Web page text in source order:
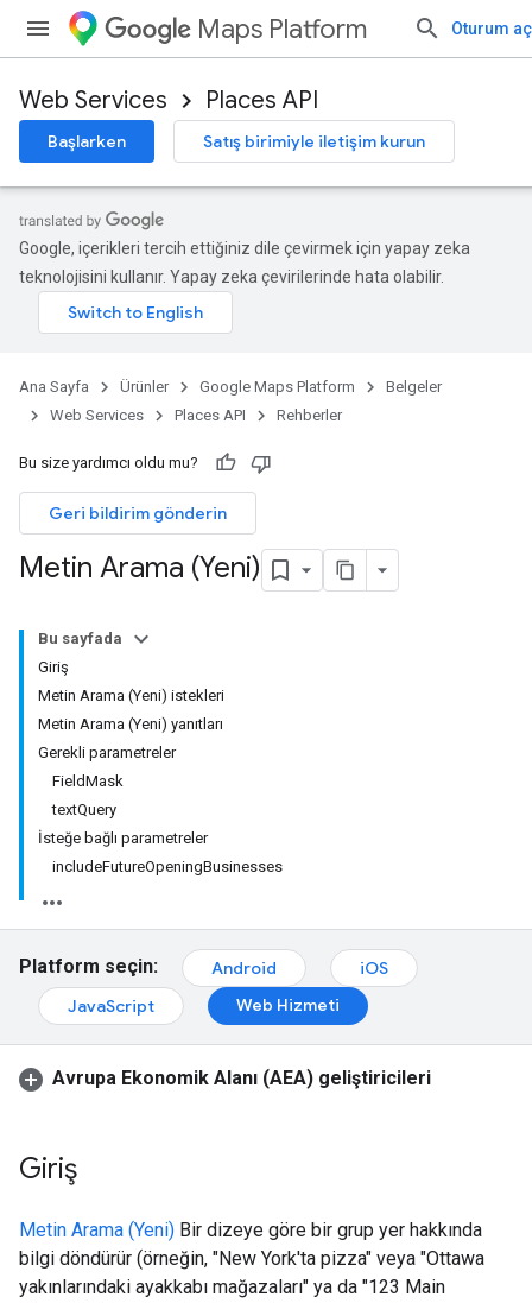
Maps Platform Oturum aç
Web Services Places API
Başlarken Satış birimiyle iletişim kurun
Google, içerikleri tercih ettiğiniz dile çevirmek için yapay zeka
teknolojisini kullanır. Yapay zeka çevirilerinde hata olabilir.
Ana Sayfa Ürünler Google Maps Platform
Belgeler
Web Services
Places API Rehberler
Bu size yardımcı oldu mu?
Geri bildirim gönderin
Metin Arama (Yeni)
Bu sayfada
Giriş
Metin Arama (Yeni) istekleri
Metin Arama (Yeni) yanıtları
Gerekli parametreler
FieldMask
textQuery
İsteğe bağlı parametreler
includeFutureOpeningBusinesses
Platform seçin: Android
iOS
JavaScript
Web Hizmeti
Avrupa Ekonomik Alanı (AEA) geliştiricileri
Giriş
Metin Arama (Yeni) Bir dizeye göre bir grup yer hakkında
bilgi döndürür (örneğin, "New York'ta pizza" veya "Ottawa
yakınlarındaki ayakkabı mağazaları" ya da "123 Main